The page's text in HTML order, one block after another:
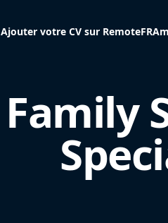
Ajouter votre CV sur RemoteFR
Family